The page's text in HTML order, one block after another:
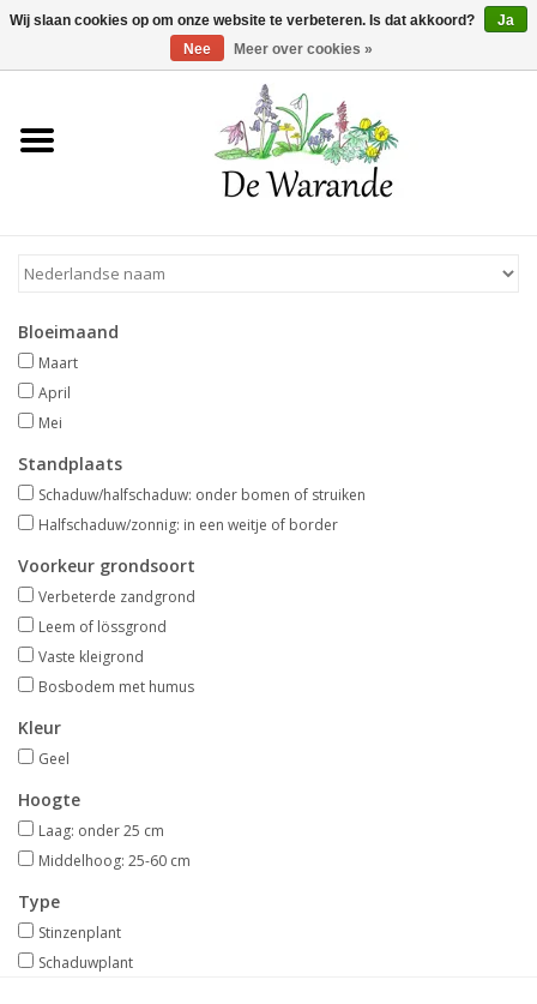
Winkelwagen >0 Artikelen - €0,00
Home
Voorjaarsbloeiers
Zomerbloeiers
Herfstbloeiers
Schaduwplanten
Aanbiedingen
Bodemverbetering
Overige producten
Advies
Onze tuinen!
Sterke Bollen Dagen
Nieuws
Bloeimaand
Maart
April
Mei
Standplaats
Schaduw/halfschaduw: onder bomen of struiken
Halfschaduw/zonnig: in een weitje of border
Voorkeur grondsoort
Verbeterde zandgrond
Leem of lössgrond
Vaste kleigrond
Bosbodem met humus
Kleur
Geel
Hoogte
Laag: onder 25 cm
Middelhoog: 25-60 cm
Type
Stinzenplant
Schaduwplant
Wij slaan cookies op om onze website te verbeteren. Is dat akkoord?
Ja
Nee
Meer over cookies »